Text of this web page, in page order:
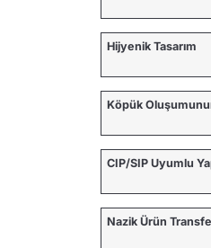
Hijyenik Tasarım
Köpük
CIP/SIP Uyumlu
Nazik Ürün